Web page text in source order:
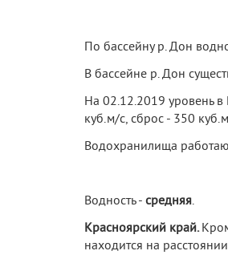
По бассейну р. Дон
В бассейне р. Дон
На 02.12.2019 уровень
куб.м/с, сброс - 350
Водохранилища
Водность - средняя.
Красноярский край.
находится на